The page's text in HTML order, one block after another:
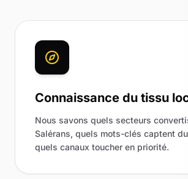
Connaissance du tissu
Nous savons quels secteurs
Salérans, quels mots-clés captent du
quels canaux toucher en priorité.